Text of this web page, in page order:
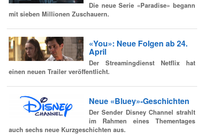
Die neue Serie «Paradise» begann
mit sieben Millionen Zuschauern.
«You»: Neue Folgen ab 24.
April
Der Streamingdienst Netflix hat
einen neuen Trailer veröffentlicht.
Neue «Bluey»-Geschichten
Der Sender Disney Channel strahlt
im Rahmen eines Thementages
auch sechs neue Kurzgeschichten aus.